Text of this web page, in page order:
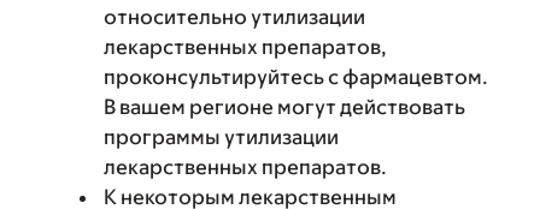
относительно утилизации
лекарственных препаратов,
проконсультируйтесь с фармацевтом.
В вашем регионе могут действовать
программы утилизации
лекарственных препаратов.
К некоторым лекарственным